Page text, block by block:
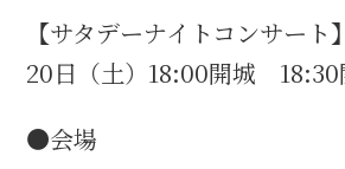
名古屋＜清正＞観光モデルコ
【サタデーナイトコンサート
20日（土）18:00開城 18:30
●会場